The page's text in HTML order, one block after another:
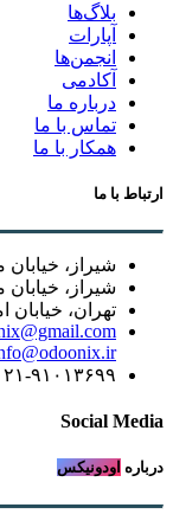
بلاگ‌ها
آپارات
انجمن‌ها
آکادمی
درباره ما
تماس با ما
همکار با ما
ارتباط با ما
شیراز،
شیراز، خیابان
تهران، خیابان
۰۲۱-۹۱۰۱۳۶۹۹ / ۰۹۹۶۱۲۳۹۷۴۶ /
Social Media
درباره اودونیکس